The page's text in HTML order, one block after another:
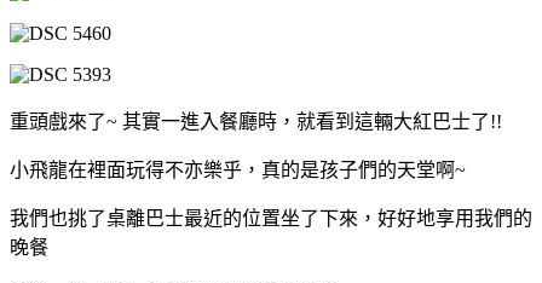
重頭戲來了~ 其實一進入餐廳時，就看到這輛大紅巴士了!!
小飛龍在裡面玩得不亦樂乎，真的是孩子們的天堂啊~
我們也挑了桌離巴士最近的位置坐了下來，好好地享用我們的
晚餐